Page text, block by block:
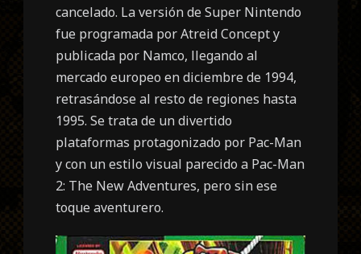
cancelado. La versión de Super Nintendo
fue programada por Atreid Concept y
publicada por Namco, llegando al
mercado europeo en diciembre de 1994,
retrasándose al resto de regiones hasta
1995. Se trata de un divertido
plataformas protagonizado por Pac-Man
y con un estilo visual parecido a Pac-Man
2: The New Adventures, pero sin ese
toque aventurero.